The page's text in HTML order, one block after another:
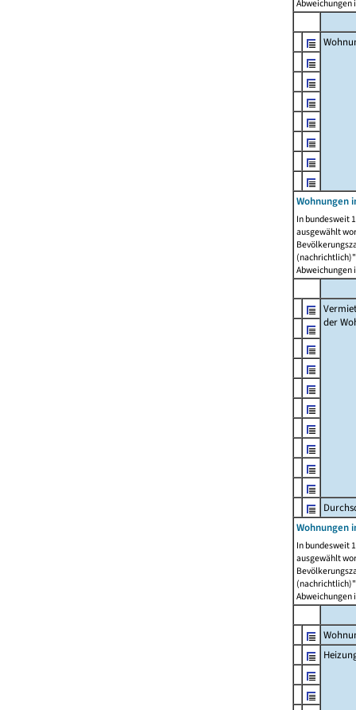
Abweichungen
Wohnungen
In bundesweit
ausgewählt
Abweichungen
der
Wohnungen
In bundesweit
ausgewählt
Abweichungen